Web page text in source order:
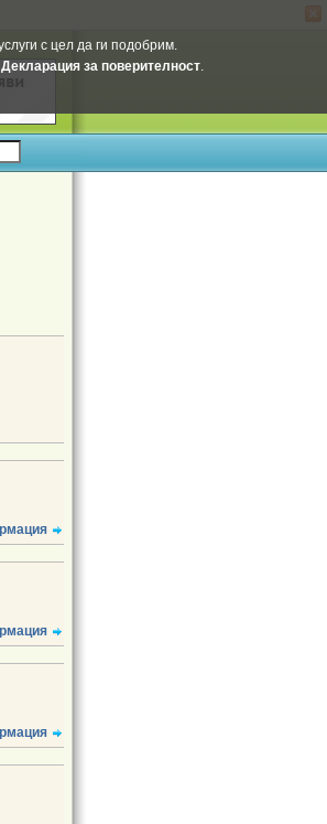
с цел да ги подобрим.
Декларация за поверителност.